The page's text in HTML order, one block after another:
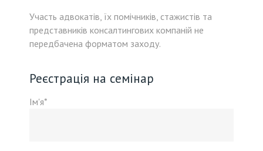
Участь адвокатів, їх помічників, стажистів та
представників консалтингових компаній не
передбачена форматом заходу.
Реєстрація на семінар
Ім'я*